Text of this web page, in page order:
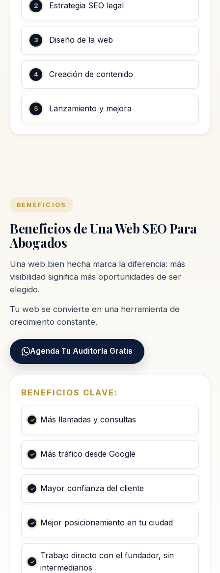
Estrategia SEO legal
Diseño de la web
Creación de contenido
Lanzamiento y mejora
BENEFICIOS
Beneficios de Una Web SEO Para
Abogados
Una web bien hecha marca la diferencia: más
visibilidad significa más oportunidades de ser
elegido.
Tu web se convierte en una herramienta de
crecimiento constante.
Agenda Tu Auditoría Gratis
BENEFICIOS CLAVE:
Más llamadas y consultas
Más tráfico desde Google
Mayor confianza del cliente
Mejor posicionamiento en tu ciudad
Trabajo directo con el fundador, sin
intermediarios